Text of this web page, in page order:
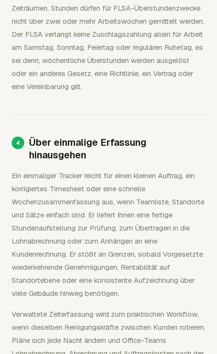
Zeiträumen. Stunden dürfen für FLSA-Überstundenzwecke
nicht über zwei oder mehr Arbeitswochen gemittelt werden.
Der FLSA verlangt keine Zuschlagszahlung allein für Arbeit
am Samstag, Sonntag, Feiertag oder regulären Ruhetag, es
sei denn, wöchentliche Überstunden werden ausgelöst
oder ein anderes Gesetz, eine Richtlinie, ein Vertrag oder
eine Vereinbarung gilt.
Über einmalige Erfassung
hinausgehen
Ein einmaliger Tracker reicht für einen kleinen Auftrag, ein
korrigiertes Timesheet oder eine schnelle
Wochenzusammenfassung aus, wenn Teamliste, Standorte
und Sätze einfach sind. Er liefert Ihnen eine fertige
Stundenaufstellung zur Prüfung, zum Übertragen in die
Lohnabrechnung oder zum Anhängen an eine
Kundenrechnung. Er stößt an Grenzen, sobald Vorgesetzte
wiederkehrende Genehmigungen, Rentabilität auf
Standortebene oder eine konsistente Aufzeichnung über
viele Gebäude hinweg benötigen.
Verwaltete Zeiterfassung wird zum praktischen Workflow,
wenn dieselben Reinigungskräfte zwischen Kunden rotieren,
Pläne sich jede Nacht ändern und Office-Teams